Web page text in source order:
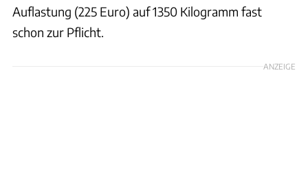
Auflastung (225 Euro) auf 1350 Kilogramm fast
schon zur Pflicht.
ANZEIGE